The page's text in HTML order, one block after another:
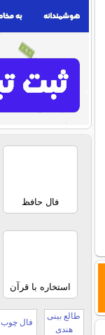
فال حافظ
استخاره با قرآن
طالع بینی
هندی
فال چوب